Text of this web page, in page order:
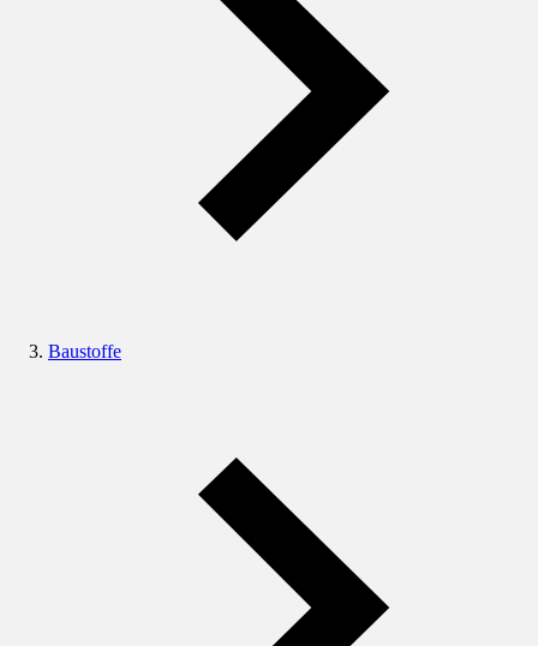
Baustoffe